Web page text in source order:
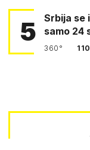
5
Srbija se
samo 24
360°